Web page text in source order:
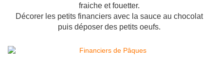
fraiche et fouetter.
Décorer les petits financiers avec la sauce au chocolat
puis déposer des petits oeufs.